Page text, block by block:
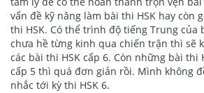
vấn đề kỹ năng làm bài thi HSK hay còn
thi HSK. Có thể trình độ tiếng Trung của
chưa hề từng kinh qua chiến trận thì sẽ
các bài thi HSK cấp 6. Còn những bài thi
cấp 5 thì quá đơn giản rồi. Mình không
nhắc tới kỳ thi HSK 6.